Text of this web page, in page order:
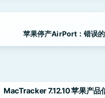
苹果停产AirPort：错误
MacTracker 7.12.10 苹果产品